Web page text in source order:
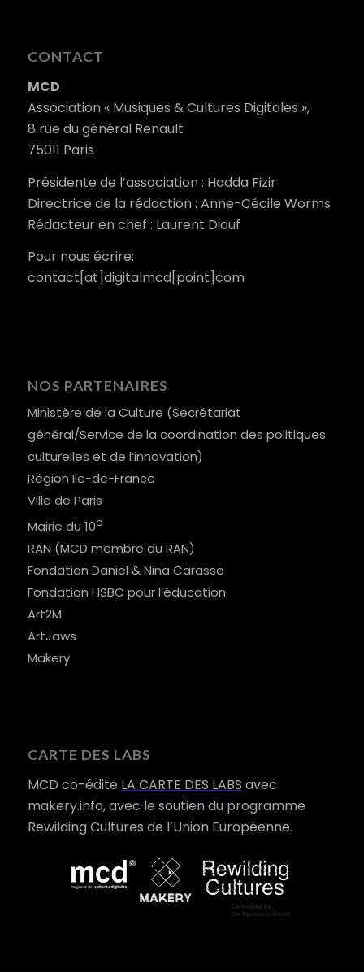
CONTACT
MCD
Association « Musiques & Cultures Digitales »,
8 rue du général Renault
75011 Paris
Présidente de l’association : Hadda Fizir
Directrice de la rédaction : Anne-Cécile Worms
Rédacteur en chef : Laurent Diouf
Pour nous écrire:
contact[at]digitalmcd[point]com
NOS PARTENAIRES
Ministère de la Culture (Secrétariat
général/Service de la coordination des politiques
culturelles et de l’innovation)
Région Ile-de-France
Ville de Paris
Mairie du 10e
RAN (MCD membre du RAN)
Fondation Daniel & Nina Carasso
Fondation HSBC pour l’éducation
Art2M
ArtJaws
Makery
CARTE DES LABS
MCD co-édite LA CARTE DES LABS avec
makery.info, avec le soutien du programme
Rewilding Cultures de l’Union Européenne.